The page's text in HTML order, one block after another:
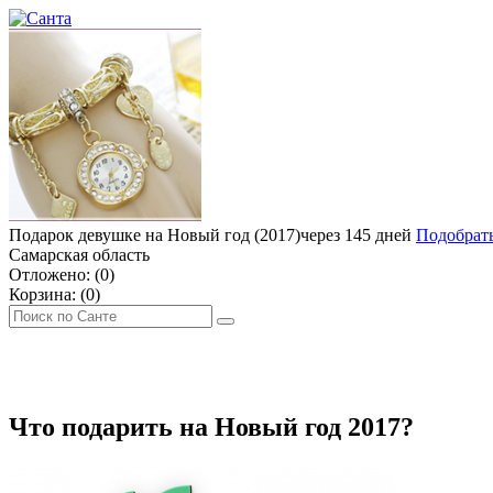
Подарок девушке на Новый год (2017)через 145 дней
Самарская область
Отложено: (0)
Корзина: (0)
Что подарить на Новый год 2017?